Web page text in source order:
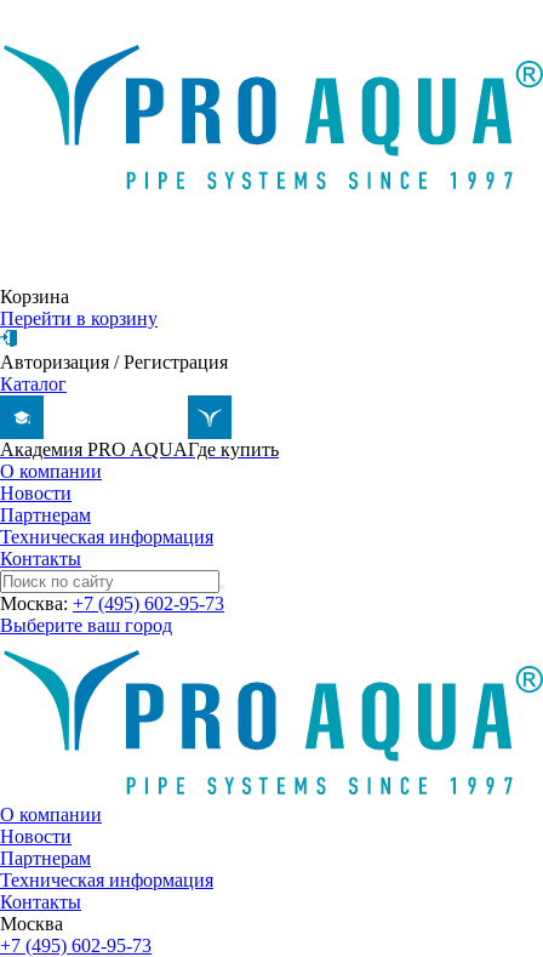
Корзина
Перейти в корзину
Авторизация /Регистрация
Каталог
Академия PRO AQUAГде купить
О компании
Новости
Партнерам
Техническая информация
Контакты
Москва: +7 (495) 602-95-73
Выберите ваш город
О компании
Новости
Партнерам
Техническая информация
Контакты
Москва
+7 (495) 602-95-73